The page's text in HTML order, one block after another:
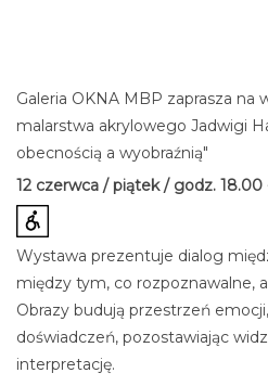
Galeria OKNA MBP zaprasza na
malarstwa akrylowego Jadwigi
obecnością a wyobraźnią"
12 czerwca / piątek / godz. 18.00
Wystawa prezentuje dialog
między tym, co rozpoznawalne,
Obrazy budują przestrzeń
doświadczeń, pozostawiając
interpretację.